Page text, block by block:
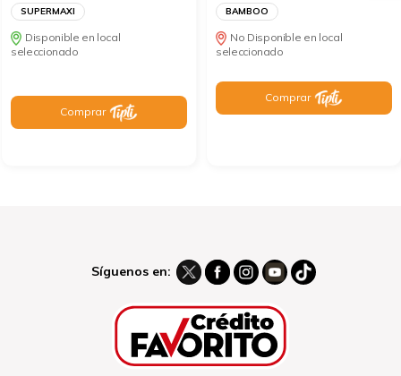
SUPERMAXI
Disponible en local
seleccionado
Comprar
BAMBOO
No Disponible en local
seleccionado
Comprar
Síguenos en: